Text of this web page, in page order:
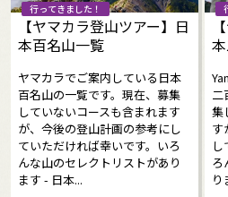
行ってきました！
【ヤマカラ登山ツアー】日
本百名山一覧
ヤマカラでご案内している日本
百名山の一覧です。現在、募集
していないコースも含まれます
が、今後の登山計画の参考にし
ていただければ幸いです。いろ
んな山のセレクトリストがあり
ます - 日本...
二
集
す
ろ
り